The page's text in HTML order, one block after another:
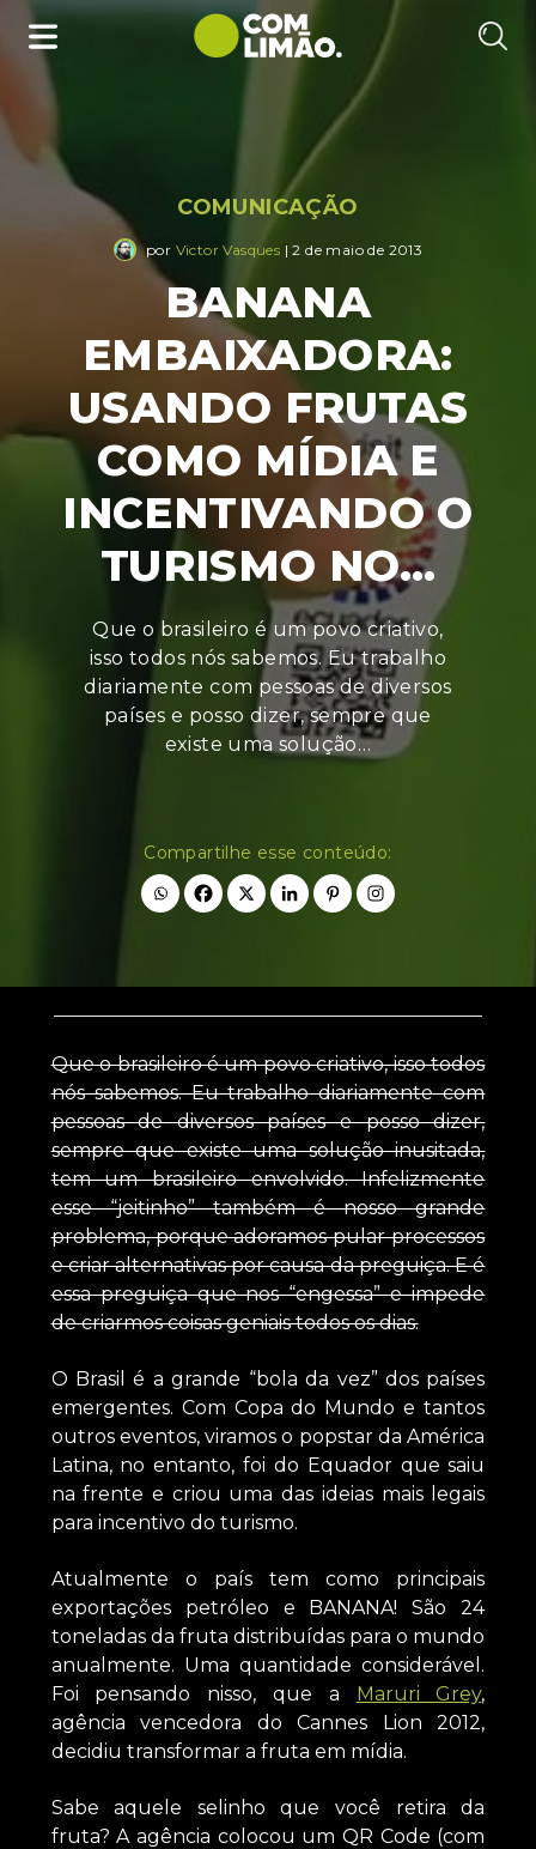
COMUNICAÇÃO
por Victor Vasques | 2 de maio de 2013
BANANA
EMBAIXADORA:
USANDO FRUTAS
COMO MÍDIA E
INCENTIVANDO O
TURISMO NO…
Que o brasileiro é um povo criativo,
isso todos nós sabemos. Eu trabalho
diariamente com pessoas de diversos
países e posso dizer, sempre que
existe uma solução…
Compartilhe esse conteúdo:
Que o brasileiro é um povo criativo, isso todos
nós sabemos. Eu trabalho diariamente com
pessoas de diversos países e posso dizer,
sempre que existe uma solução inusitada,
tem um brasileiro envolvido. Infelizmente
esse “jeitinho” também é nosso grande
problema, porque adoramos pular processos
e criar alternativas por causa da preguiça. E é
essa preguiça que nos “engessa” e impede
de criarmos coisas geniais todos os dias.
O Brasil é a grande “bola da vez” dos países
emergentes. Com Copa do Mundo e tantos
outros eventos, viramos o popstar da América
Latina, no entanto, foi do Equador que saiu
na frente e criou uma das ideias mais legais
para incentivo do turismo.
Atualmente o país tem como principais
exportações petróleo e BANANA! São 24
toneladas da fruta distribuídas para o mundo
anualmente. Uma quantidade considerável.
Foi pensando nisso, que a Maruri Grey,
agência vencedora do Cannes Lion 2012,
decidiu transformar a fruta em mídia.
Sabe aquele selinho que você retira da
fruta? A agência colocou um QR Code (com